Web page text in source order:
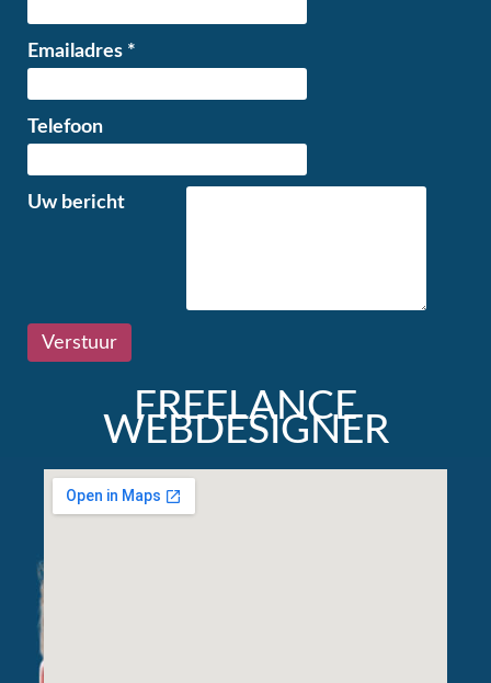
Emailadres *
Telefoon
Uw bericht
FREELANCE
WEBDESIGNER